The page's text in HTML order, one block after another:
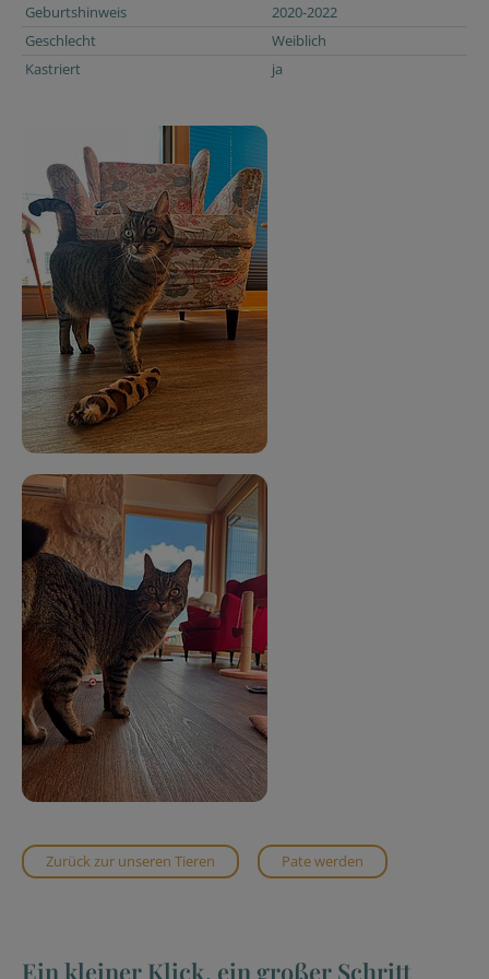
Geburtshinweis
2020-2022
Geschlecht
Weiblich
Kastriert
ja
Zurück zur unseren Tieren Pate werden
Ein kleiner Klick, ein großer Schritt